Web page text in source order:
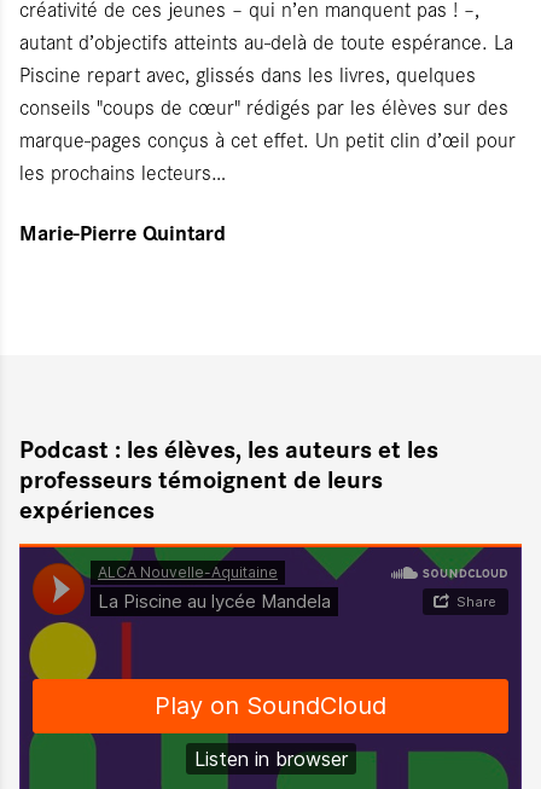
créativité de ces jeunes – qui n’en manquent pas ! –,
autant d’objectifs atteints au-delà de toute espérance. La
Piscine repart avec, glissés dans les livres, quelques
conseils "coups de cœur" rédigés par les élèves sur des
marque-pages conçus à cet effet. Un petit clin d’œil pour
les prochains lecteurs…
Marie-Pierre Quintard
Podcast : les élèves, les auteurs et les
professeurs témoignent de leurs
expériences